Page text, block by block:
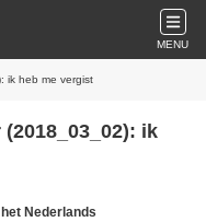
MENU
ik heb me vergist
ik
Nederlands